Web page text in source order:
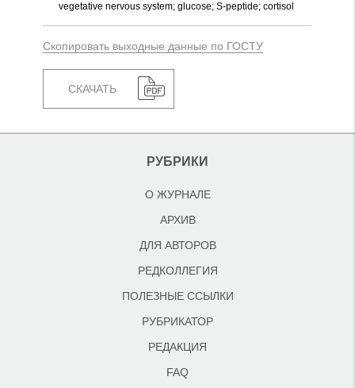
vegetative nervous system; glucose; S-peptide; cortisol
Скопировать выходные данные по ГОСТУ
СКАЧАТЬ
РУБРИКИ
О ЖУРНАЛЕ
АРХИВ
ДЛЯ АВТОРОВ
РЕДКОЛЛЕГИЯ
ПОЛЕЗНЫЕ ССЫЛКИ
РУБРИКАТОР
РЕДАКЦИЯ
FAQ